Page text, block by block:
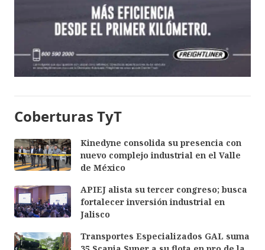
Coberturas TyT
Kinedyne consolida su presencia con
nuevo complejo industrial en el Valle
de México
APIEJ alista su tercer congreso; busca
fortalecer inversión industrial en
Jalisco
Transportes Especializados GAL suma